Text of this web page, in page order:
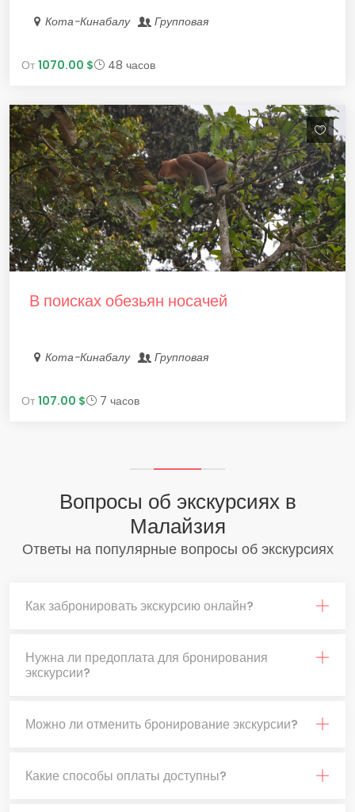
Кота-Кинабалу Групповая
От 1070.00 $ 48 часов
В поисках обезьян носачей
Кота-Кинабалу Групповая
От 107.00 $ 7 часов
Вопросы об экскурсиях в
Малайзия
Ответы на популярные вопросы об экскурсиях
Как забронировать экскурсию онлайн?
Нужна ли предоплата для бронирования
экскурсии?
Можно ли отменить бронирование экскурсии?
Какие способы оплаты доступны?